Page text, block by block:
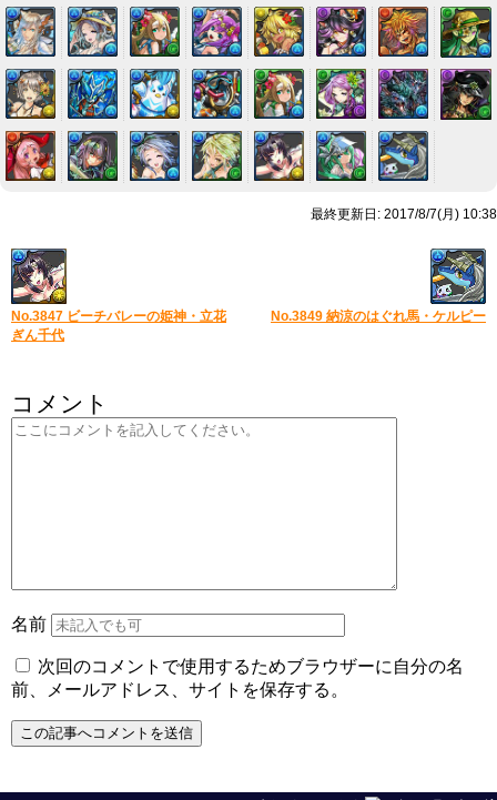
最終更新日: 2017/8/7(月) 10:38
No.3847 ビーチバレーの姫神・立花
ぎん千代
No.3849 納涼のはぐれ馬・ケルピー
コメント
名前
次回のコメントで使用するためブラウザーに自分の名
前、メールアドレス、サイトを保存する。